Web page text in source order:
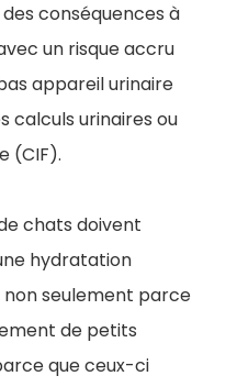
conséquences à
un risque accru
appareil urinaire
calculs urinaires ou
(CIF).
chats doivent
hydratation
seulement parce
de petits
que ceux-ci